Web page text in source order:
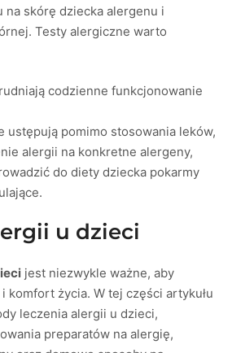
na skórę dziecka alergenu i
Testy alergiczne warto
codzienne funkcjonowanie
ustępują pomimo stosowania leków,
alergii na konkretne alergeny,
do diety dziecka pokarmy
u dzieci
jest niezwykle ważne, aby
komfort życia. W tej części artykułu
leczenia alergii u dzieci,
preparatów na alergię,